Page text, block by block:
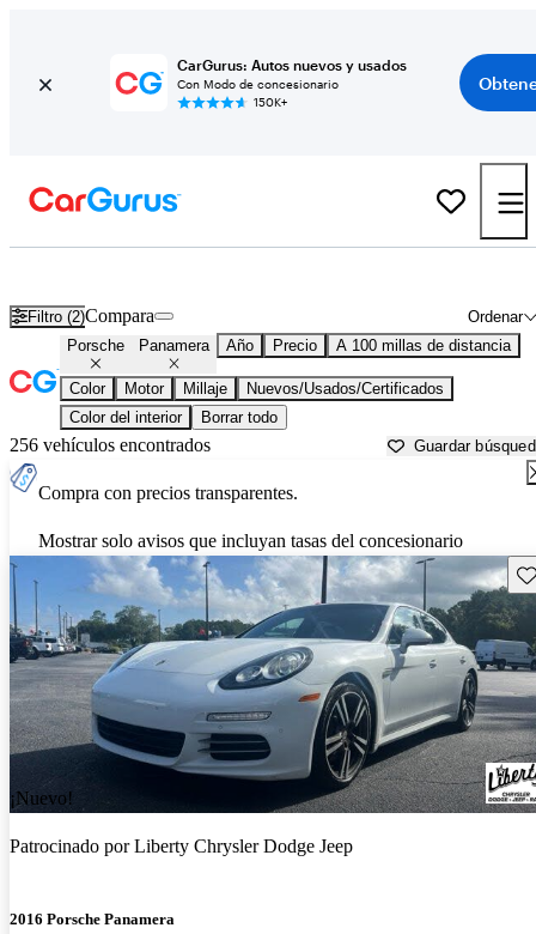
CarGurus: Autos nuevos y usados
Con Modo de concesionario
150K+
Filtro (2) Ordenar
Compara
Porsche Panamera Año Precio A 100 millas de distancia
Color Motor Millaje
Nuevos/Usados/Certificados
Color del interior
Borrar todo
256 vehículos encontrados Guardar
Compra con precios transparentes.
Mostrar solo avisos que incluyan tasas del concesionario
¡Nuevo!
Patrocinado porLiberty Chrysler Dodge Jeep
2016 Porsche Panamera